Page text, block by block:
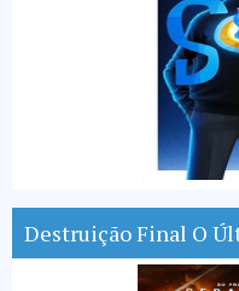
Destruição Final O